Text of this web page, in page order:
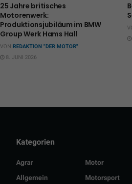
25 Jahre britisches
Motorenwerk:
Produktionsjubiläum im BMW
Group Werk Hams Hall
VON REDAKTION "DER MOTOR"
8. JUNI 2026
Kategorien
Agrar
Allgemein
Motor
Motorsport